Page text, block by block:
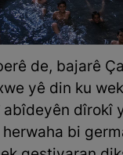
de, bajarê
yê din ku
dîrokî
bi